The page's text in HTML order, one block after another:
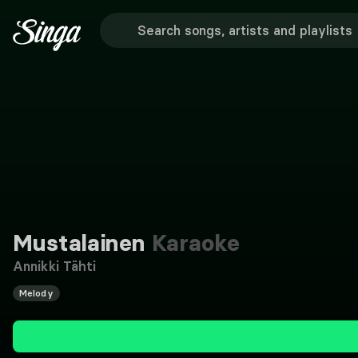
Mustalainen Karaoke
Annikki Tähti
Melody